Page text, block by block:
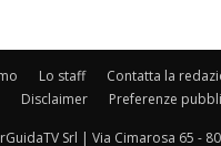
Lo staff Contatta la
Disclaimer
Preferenze
Srl | Via Cimarosa 65 -